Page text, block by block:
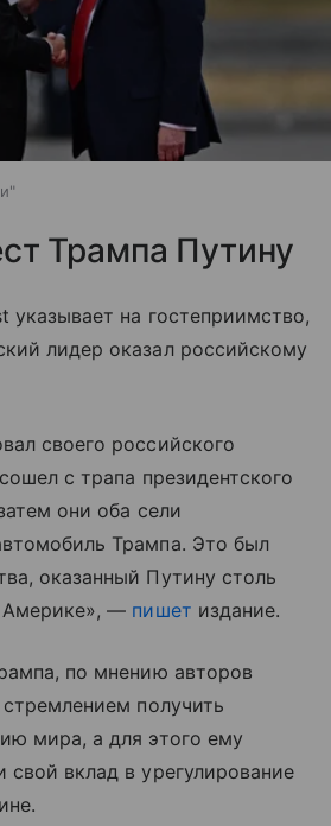
Трампа Путину
указывает на гостеприимство,
лидер оказал российскому
своего российского
с трапа президентского
они оба сели
Трампа. Это был
оказанный Путину столь
— пишет издание.
по мнению авторов
получить
мира, а для этого ему
свой вклад в урегулирование